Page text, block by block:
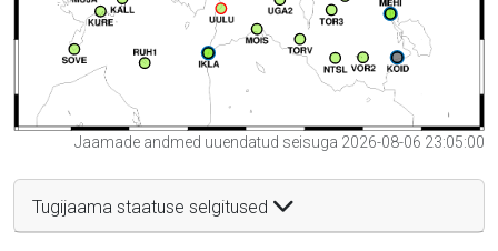
Jaamade andmed uuendatud seisuga 2026-08-06 23:05:00
Tugijaama staatuse selgitused